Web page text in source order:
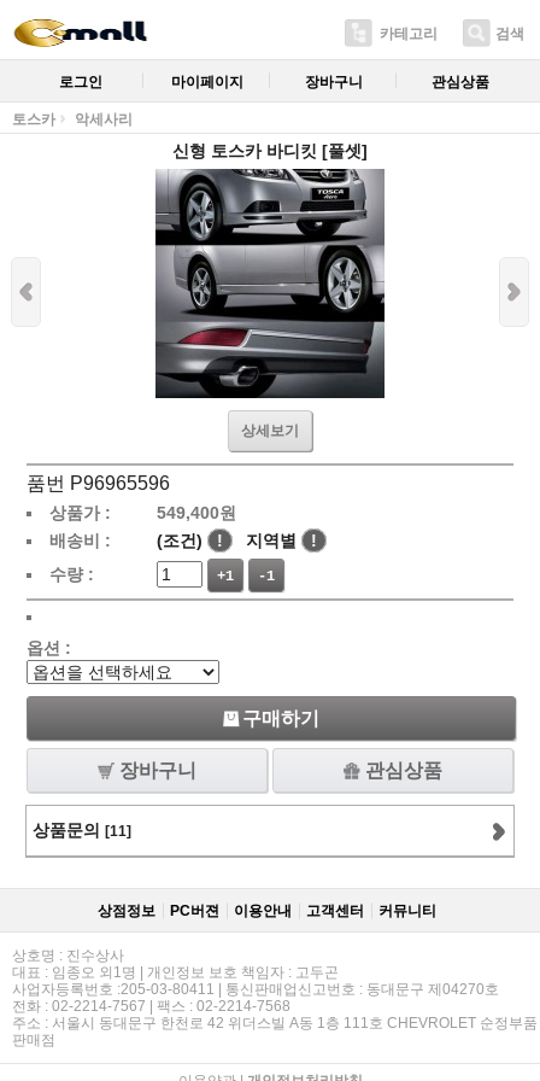
카테고리 검색
로그인 마이페이지 장바구니 관심상품
토스카 악세사리
신형 토스카 바디킷 [풀셋]
상세보기
품번 P96965596
상품가 : 549,400원
배송비 :
(조건) ! 지역별
!
수량 :
+1 -1
옵션 :
구매하기
장바구니 관심상품
상품문의 [11]
상점정보 PC버젼 이용안내 고객센터 커뮤니티
상호명 : 진수상사
대표 : 임종오 외1명 | 개인정보 보호 책임자 : 고두곤
사업자등록번호 :205-03-80411 | 통신판매업신고번호 : 동대문구 제04270호
전화 : 02-2214-7567 | 팩스 : 02-2214-7568
주소 : 서울시 동대문구 한천로 42 위더스빌 A동 1층 111호 CHEVROLET 순정부품
판매점